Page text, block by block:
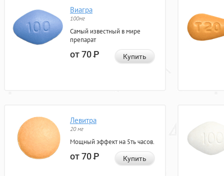
Виагра
100мг
Самый известный в мире
препарат
от 70Р Купить
Левитра
20 мг
Мощный эффект на 5ть часов.
от 70Р Купить